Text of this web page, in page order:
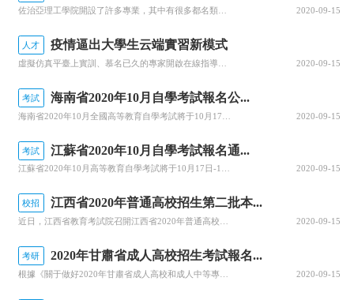
2020-09-15
人才 疫情逼出大學生云端實習新模式
2020-09-15
考試 海南省2020年10月自學考試報名公...
2020-09-15
考試 江蘇省2020年10月自學考試報名通...
2020-09-15
校招 江西省2020年普通高校招生第二批本...
2020-09-15
考研 2020年甘肅省成人高校招生考試報名...
2020-09-15